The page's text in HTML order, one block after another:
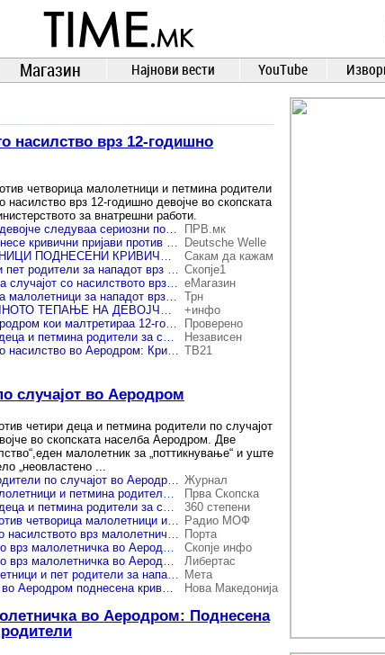
TIME.mk
ВЕСТИ
NEWS
Магазин Најнови вести YouTube
насилство врз 12-годишно
четворица малолетници и петмина родители
насилство врз 12-годишно девојче во скопската
за внатрешни работи.
По насилството врз 12-годишното девојче следуваа сериозни последици – пријавени и родители
ПРВ.мк
Насилство во Аеродром: МВР поднесе кривични пријави против четири деца и петмина родители
Deutsche Welle
ПРОТИВ ЧЕТВОРИЦА МАЛОЛЕТНИЦИ ПОДНЕСЕНИ КРИВИЧНИ ПРИЈАВИ ЗА НАСИЛСТВО, ПОТТИКНУВАЊЕ И НЕОВЛАСТЕНО СНИМАЊЕ ЗА МАЛТРЕТИРАЊЕТО НА 12-ГОДИШНО ДЕВОЈЧЕ ВО АЕРОДРОМ, ПРИЈАВИ ИМА И ПРОТИВ 5 РОДИТЕЛИ
Сакам да кажам
Кривична за четири малолетници и пет родители за нападот врз 12-годишно девојче во Аеродром Скопје1
Кривични за 4 деца и 5 родители за случајот со насилството врз малолетничка во Аеродром еМагазин
Кривични пријави против четворица малолетници за нападот врз 12-годишно девојче во Аеродром Трн
КРИВИЧНИ ПРИЈАВИ ЗА БРУТАЛНОТО ТЕПАЊЕ НА ДЕВОЈЧЕТО ВО АЕРОДРОМ Ќе одговараат четири деца и петмина родители
+инфо
Кривични за малолетниците од Аеродром кои малтретираа 12-годишно девојче
Проверено
МВР: Кривични пријави за четири деца и петмина родители за случајот со насилството врз малолетничката во Аеродром
Независен
Полицијата го расчисти случајот со насилство во Аеродром: Кривични пријави против четири малолетници и пет родители ТВ21
случајот во Аеродром
четири деца и петмина родители по случајот
во скопската населба Аеродром. Две
малолетник за „поттикнување“ и уште
„неовластено ...
Кривични пријави против деца и родители по случајот во Аеродром Журнал
Кривични пријави за четворица малолетници и петмина родители по нападот во Аеродром
Прва Скопска
МВР: Кривични пријави за четири деца и петмина родители за случајот со насилството врз малолетничката во Аеродром
360 степени
МВР поднесе кривични пријави против четворица малолетници и петмина родители по нападот врз 12-годишно девојче во Аеродром Радио МОФ
СВР Скопје: Расчистен случајот со насилството врз малолетничка во Аеродром, поднесена кривична пријава против четири деца и пет родители Порта
Расчистен случајот со насилството врз малолетничка во Аеродром: Поднесена кривична пријава против четири деца и пет родители
Скопје инфо
Расчистен случајот со насилството врз малолетничка во Аеродром, поднесена кривична пријава против четири деца и пет родители
Либертас
Кривични пријави за четири малолетници и пет родители за нападот врз 12-годишно девојче во Аеродром Мета
За насилството врз малолетничка во Аеродром поднесена кривична пријава против четири деца и пет родители
Нова Македонија
во Аеродром: Поднесена